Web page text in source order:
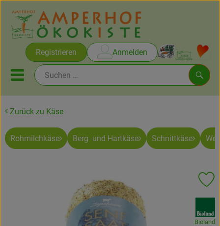
Registrieren Anmelden
Mobiles Menu öffnen oder
Rezepte
Obst & Gemüse
Zurück zu Käse
Rohmilchkäse Berg- und Hartkäse Schnittkäse
Bioland